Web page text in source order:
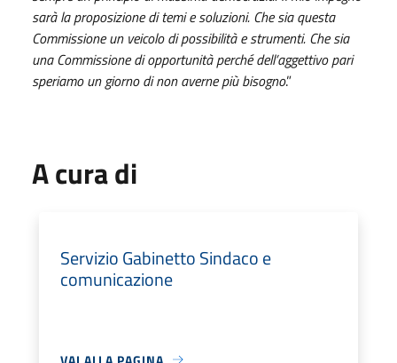
sarà la proposizione di temi e soluzioni. Che sia questa
Commissione un veicolo di possibilità e strumenti. Che sia
una Commissione di opportunità perché dell’aggettivo pari
speriamo un giorno di non averne più bisogno.”
A cura di
Servizio Gabinetto Sindaco e
comunicazione